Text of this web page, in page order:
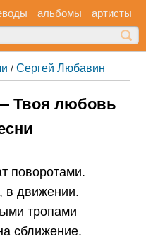
альбомы артисты
/ Сергей Любавин
Твоя любовь
поворотами.
в движении.
тропами
сближение.